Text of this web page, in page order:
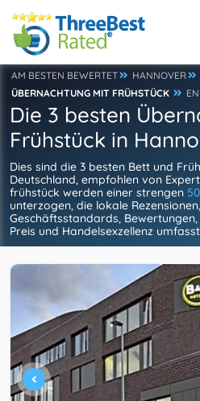
AM BESTEN BEWERTET
HANNOVER
ÜBERNACHTUNG MIT FRÜHSTÜCK
EN
Die 3 besten
Frühstück in
Dies sind die 3 besten Bett und
Deutschland, empfohlen von
frühstück werden einer strengen
unterzogen, die lokale
Geschäftsstandards,
Preis und Handelsexzellenz umfasst